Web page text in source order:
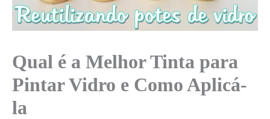
Qual é a Melhor Tinta para
Pintar Vidro e Como Aplicá-
la